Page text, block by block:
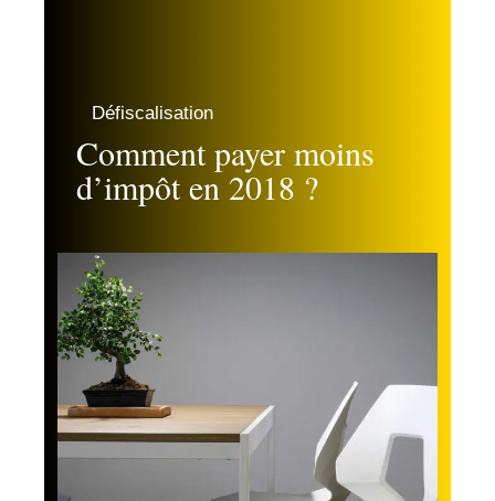
Défiscalisation
Comment payer moins
d’impôt en 2018 ?